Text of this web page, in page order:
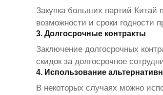
Закупка больших партий Китай
возможности и сроки годности
3. Долгосрочные контракты
Заключение долгосрочных
скидок за долгосрочное
4. Использование
В некоторых случаях можно